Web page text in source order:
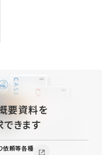
要資料を
きます
依頼等各種